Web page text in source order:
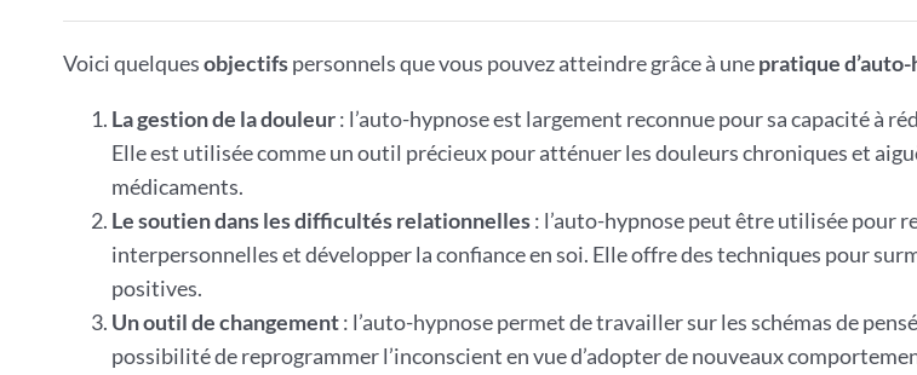
Voici quelquesobjectifspersonnels que vous pouvez atteindre grâce à unepratique
La gestion de la douleur: l’auto-hypnose est largement reconnue pour sa capacité à
Elle est utilisée comme un outil précieux pour atténuer les douleurs chroniques et
médicaments.
Le soutien dans les difficultés relationnelles: l’auto-hypnose peut être utilisée pour
interpersonnelles et développer la confiance en soi. Elle offre des techniques pour
positives.
Un outil de changement: l’auto-hypnose permet de travailler sur les schémas de
possibilité de reprogrammer l’inconscient en vue d’adopter de nouveaux